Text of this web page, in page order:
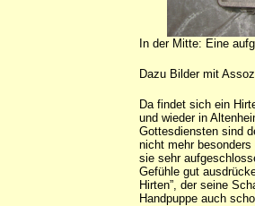
In der Mitte: Eine
Dazu Bilder mit
Da findet sich ein
und wieder in
Gottesdiensten sind
nicht mehr
sie sehr
Gefühle gut
Hirten”, der seine
Handpuppe auch